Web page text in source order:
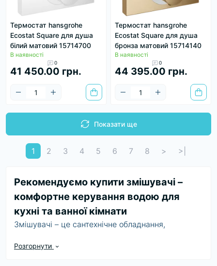
Термостат hansgrohe
Ecostat Square для душа
білий матовий 15714700
В наявності
0
41 450.00 грн.
Термостат hansgrohe
Ecostat Square для душа
бронза матовий 15714140
В наявності
0
44 395.00 грн.
Показати ще
1 2 3 4 5 6 7 8 > >|
Рекомендуємо купити змішувачі –
комфортне керування водою для
кухні та ванної кімнати
Змішувачі – це сантехнічне обладнання,
холодної води. Вони забезпечують комфортне
Розгорнути